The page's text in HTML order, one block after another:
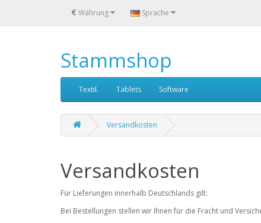
€ Währung Sprache
Stammshop
Textil. Tablets Software
Versandkosten
Versandkosten
Für Lieferungen innerhalb Deutschlands gilt:
Bei Bestellungen stellen wir Ihnen für die Fracht und